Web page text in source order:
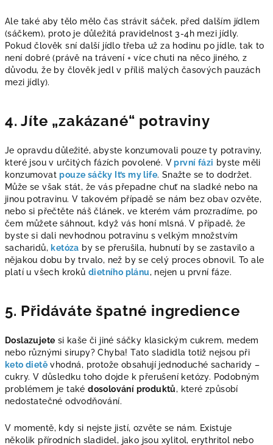
Ale také aby tělo mělo čas strávit sáček, před dalším jídlem
(sáčkem), proto je důležitá pravidelnost 3-4h mezi jídly.
Pokud člověk sní další jídlo třeba už za hodinu po jídle, tak to
není dobré (právě na trávení + více chuti na něco jiného, z
důvodu, že by člověk jedl v příliš malých časových pauzách
mezi jídly).
4. Jíte „zakázané“ potraviny
Je opravdu důležité, abyste konzumovali pouze ty potraviny,
které jsou v určitých fázích povolené. Vprvní fázi byste měli
konzumovat pouze sáčky It’s my life. Snažte se to dodržet.
Může se však stát, že vás přepadne chuť na sladké nebo na
jinou potravinu. V takovém případě se nám bez obav ozvěte,
nebo si přečtěte náš článek, ve kterém vám prozradíme, po
čem můžete sáhnout, když vás honí mlsná. V případě, že
byste si dali nevhodnou potravinu s velkým množstvím
sacharidů, ketóza by se přerušila, hubnutí by se zastavilo a
nějakou dobu by trvalo, než by se celý proces obnovil. To ale
platí u všech kroků dietního plánu, nejen u první fáze.
5. Přidáváte špatné ingredience
Doslazujete si kaše či jiné sáčky klasickým cukrem, medem
nebo různými sirupy? Chyba! Tato sladidla totiž nejsou při
keto dietě vhodná, protože obsahují jednoduché sacharidy –
cukry. V důsledku toho dojde k přerušení ketózy. Podobným
problémem je také dosolování produktů, které způsobí
nedostatečné odvodňování.
V momentě, kdy si nejste jistí, ozvěte se nám. Existuje
několik přírodních sladidel, jako jsou xylitol, erythritol nebo